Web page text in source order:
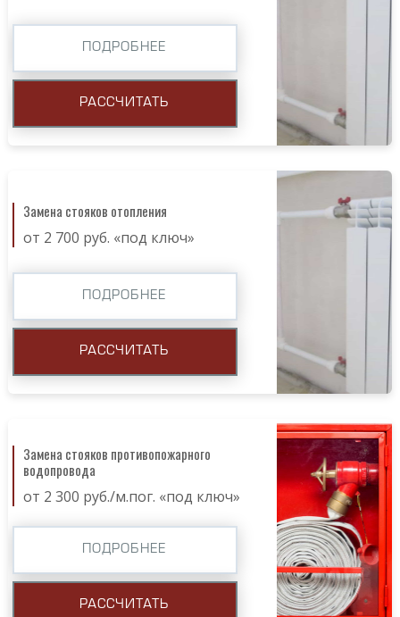
ПОДРОБНЕЕ
РАССЧИТАТЬ
Замена стояков отопления
от 2 700 руб. «под ключ»
ПОДРОБНЕЕ
РАССЧИТАТЬ
Замена стояков противопожарного
водопровода
от 2 300 руб./м.пог. «под ключ»
ПОДРОБНЕЕ
РАССЧИТАТЬ